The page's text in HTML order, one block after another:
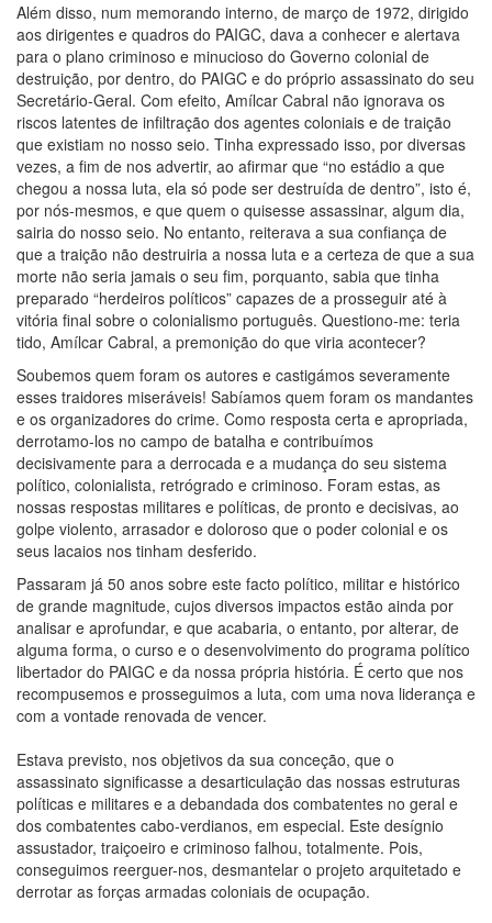
Além disso, num memorando interno, de março de 1972, dirigido
aos dirigentes e quadros do PAIGC, dava a conhecer e alertava
para o plano criminoso e minucioso do Governo colonial de
destruição, por dentro, do PAIGC e do próprio assassinato do seu
Secretário-Geral. Com efeito, Amílcar Cabral não ignorava os
riscos latentes de infiltração dos agentes coloniais e de traição
que existiam no nosso seio. Tinha expressado isso, por diversas
vezes, a fim de nos advertir, ao afirmar que “no estádio a que
chegou a nossa luta, ela só pode ser destruída de dentro”, isto é,
por nós-mesmos, e que quem o quisesse assassinar, algum dia,
sairia do nosso seio. No entanto, reiterava a sua confiança de
que a traição não destruiria a nossa luta e a certeza de que a sua
morte não seria jamais o seu fim, porquanto, sabia que tinha
preparado “herdeiros políticos” capazes de a prosseguir até à
vitória final sobre o colonialismo português. Questiono-me: teria
tido, Amílcar Cabral, a premonição do que viria acontecer?
Soubemos quem foram os autores e castigámos severamente
esses traidores miseráveis! Sabíamos quem foram os mandantes
e os organizadores do crime. Como resposta certa e apropriada,
derrotamo-los no campo de batalha e contribuímos
decisivamente para a derrocada e a mudança do seu sistema
político, colonialista, retrógrado e criminoso. Foram estas, as
nossas respostas militares e políticas, de pronto e decisivas, ao
golpe violento, arrasador e doloroso que o poder colonial e os
seus lacaios nos tinham desferido.
Passaram já 50 anos sobre este facto político, militar e histórico
de grande magnitude, cujos diversos impactos estão ainda por
analisar e aprofundar, e que acabaria, o entanto, por alterar, de
alguma forma, o curso e o desenvolvimento do programa político
libertador do PAIGC e da nossa própria história. É certo que nos
recompusemos e prosseguimos a luta, com uma nova liderança e
com a vontade renovada de vencer.
Estava previsto, nos objetivos da sua conceção, que o
assassinato significasse a desarticulação das nossas estruturas
políticas e militares e a debandada dos combatentes no geral e
dos combatentes cabo-verdianos, em especial. Este desígnio
assustador, traiçoeiro e criminoso falhou, totalmente. Pois,
conseguimos reerguer-nos, desmantelar o projeto arquitetado e
derrotar as forças armadas coloniais de ocupação.